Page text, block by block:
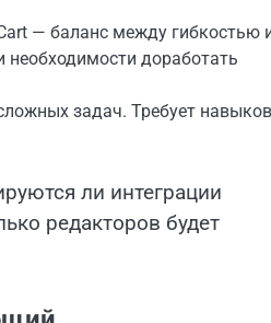
— баланс между гибкостью
доработать
задач. Требует навыков
ли интеграции
редакторов будет